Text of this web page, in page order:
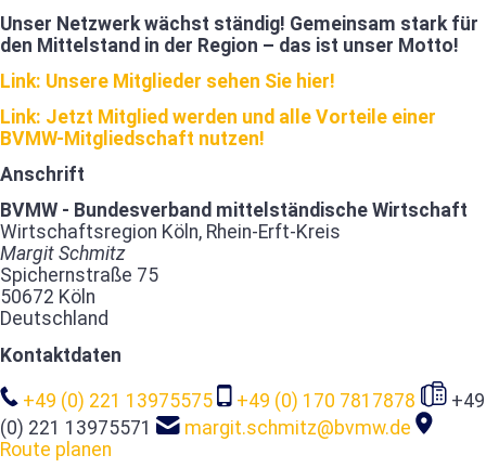
Unser Netzwerk wächst ständig! Gemeinsam stark für
den Mittelstand in der Region – das ist unser Motto!
Link: Unsere Mitglieder sehen Sie hier!
Link: Jetzt Mitglied werden und alle Vorteile einer
BVMW-Mitgliedschaft nutzen!
Anschrift
BVMW - Bundesverband mittelständische Wirtschaft
Wirtschaftsregion Köln, Rhein-Erft-Kreis
Margit Schmitz
Spichernstraße 75
50672 Köln
Deutschland
Kontaktdaten
+49 (0) 221 13975575 +49 (0) 170 7817878
+49
(0) 221 13975571
margit.schmitz@bvmw.de
Route planen